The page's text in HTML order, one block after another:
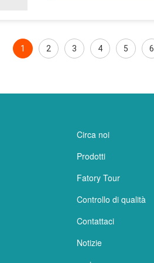
1 2 3 4 5 6
Circa noi
Prodotti
Fatory Tour
Controllo di qualità
Contattaci
Notizie